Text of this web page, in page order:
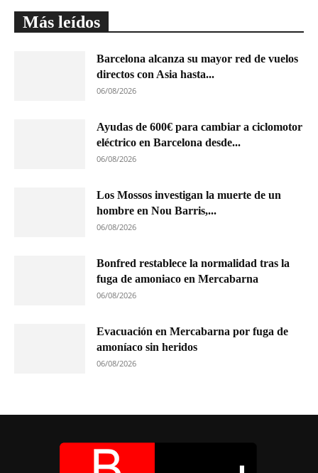
Más leídos
Barcelona alcanza su mayor red de vuelos
directos con Asia hasta...
06/08/2026
Ayudas de 600€ para cambiar a ciclomotor
eléctrico en Barcelona desde...
06/08/2026
Los Mossos investigan la muerte de un
hombre en Nou Barris,...
06/08/2026
Bonfred restablece la normalidad tras la
fuga de amoniaco en Mercabarna
06/08/2026
Evacuación en Mercabarna por fuga de
amoníaco sin heridos
06/08/2026